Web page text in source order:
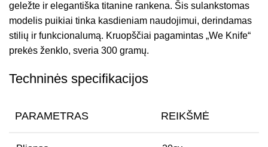
geležte ir elegantiška titanine rankena. Šis sulankstomas
modelis puikiai tinka kasdieniam naudojimui, derindamas
stilių ir funkcionalumą. Kruopščiai pagamintas „We Knife“
prekės ženklo, sveria 300 gramų.
Techninės specifikacijos
PARAMETRAS REIKŠMĖ